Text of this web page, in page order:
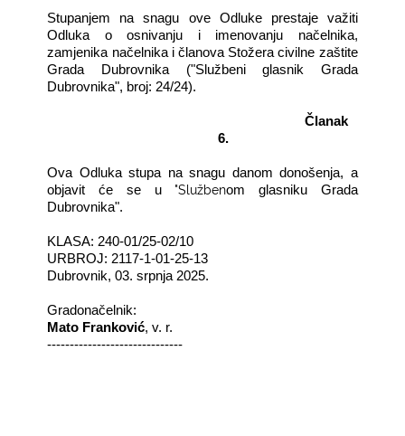
Stupanjem na snagu ove Odluke prestaje važiti
Odluka o osnivanju i imenovanju načelnika,
zamjenika načelnika i članova Stožera civilne zaštite
Grada Dubrovnika ("Službeni glasnik Grada
Dubrovnika", broj: 24/24).
Članak
6.
Ova Odluka stupa na snagu danom donošenja, a
objavit će se u "Službenom glasnikuGrada
Dubrovnika".
KLASA: 240-01/25-02/10
URBROJ: 2117-1-01-25-13
Dubrovnik, 03. srpnja 2025.
Gradonačelnik:
Mato Franković, v. r.
------------------------------